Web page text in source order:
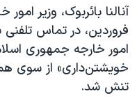
آرشیو پخش زنده
مجموعه مستندهای
تریبونال مردمی آبان ۹۸
دادگاه حمید نوری
چهل سال گروگان‌گیری
فروردین، در تماس تلفنی
امور خارجه جمهوری
خویشتن‌داری» از سوی
تنش شد.